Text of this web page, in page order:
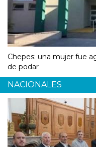
Chepes: una mujer fue
de podar
NACIONALES